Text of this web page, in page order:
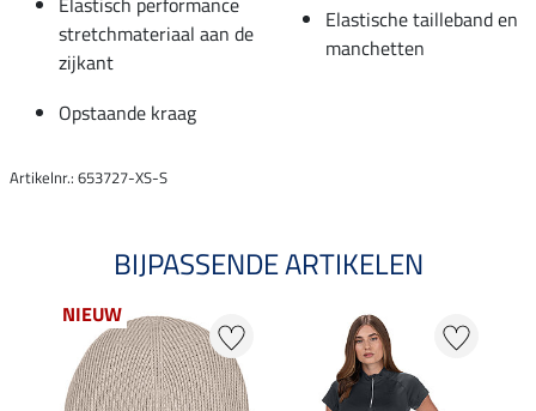
stretchmateriaal aan de
zijkant
Elastische tailleband en
manchetten
Opstaande kraag
Artikelnr.: 653727-XS-S
BIJPASSENDE ARTIKELEN
NIEUW